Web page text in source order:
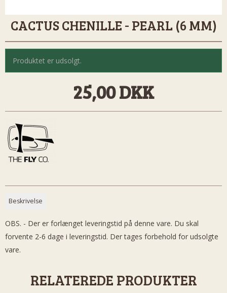
CACTUS CHENILLE - PEARL (6 MM)
Produktet er udsolgt.
25,00 DKK
Beskrivelse
OBS. - Der er forlænget leveringstid på denne vare. Du skal
forvente 2-6 dage i leveringstid. Der tages forbehold for udsolgte
vare.
RELATEREDE PRODUKTER